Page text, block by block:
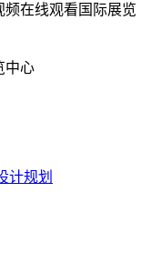
在线观看国际展览
中心